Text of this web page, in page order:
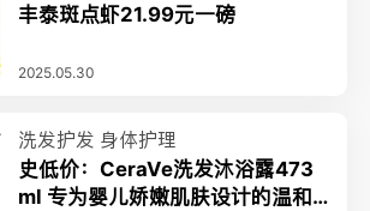
丰泰斑点虾21.99元一磅
2025.05.30
洗发护发 身体护理
史低价：CeraVe洗发沐浴露473
ml 专为婴儿娇嫩肌肤设计的温和